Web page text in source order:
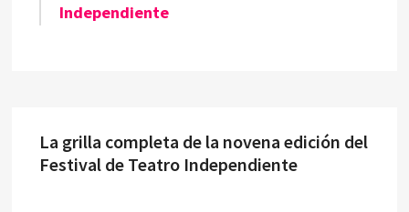
Independiente
La grilla completa de la novena edición del
Festival de Teatro Independiente